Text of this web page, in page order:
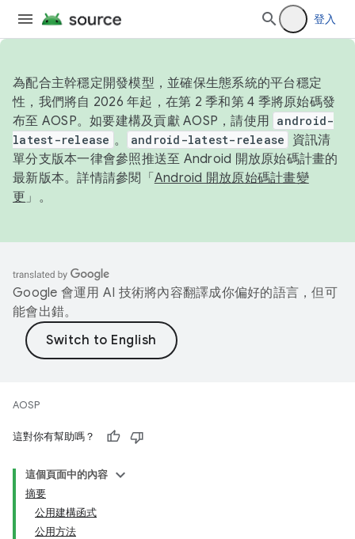
登入
為配合主幹穩定開發模型，並確保生態系統的平台穩定
性，我們將自 2026 年起，在第 2 季和第 4 季將原始碼發
布至 AOSP。如要建構及貢獻 AOSP，請使用 android-
latest-release 。 android-latest-release
資訊清
單分支版本一律會參照推送至 Android 開放原始碼計畫的
最新版本。詳情請參閱「 Android 開放原始碼計畫變
更 」。
Google 會運用 AI 技術將內容翻譯成你偏好的語言，但可
能會出錯。
AOSP
這對你有幫助嗎？
這個頁面中的內容
摘要
公用建構函式
公用方法